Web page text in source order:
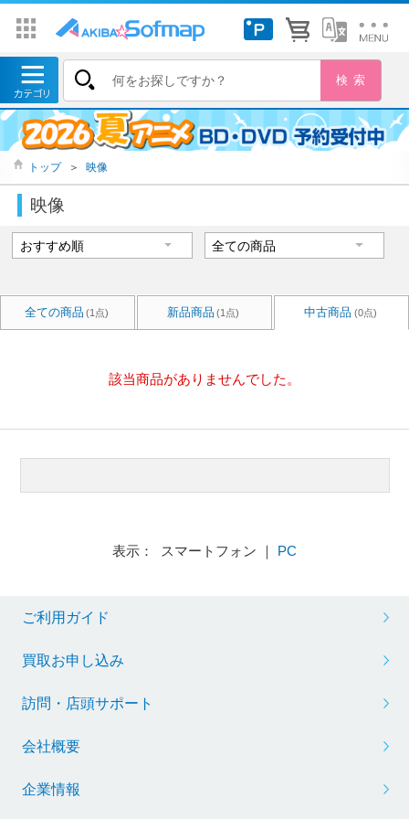
トップ ＞ 映像
映像
全ての商品 (1点) 新品商品 (1点) 中古商品 (0点)
該当商品がありませんでした。
表示： スマートフォン ｜ PC
ご利用ガイド
買取お申し込み
訪問・店頭サポート
会社概要
企業情報